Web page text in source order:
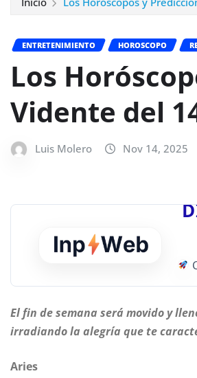
ENTRETENIMIENTO HOROSCOPO
Los
Vidente del
Luis Molero Nov 14, 2025
El fin de semana será movido y
irradiando la alegría que te
Aries